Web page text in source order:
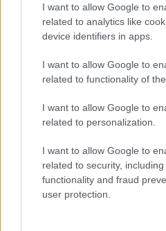
I want to allow Google to
related to analytics like
device identifiers in apps.
I want to allow Google to
related to functionality of
I want to allow Google to
related to personalization.
I want to allow Google to
related to security,
functionality and fraud
user protection.
Πολιτική|01.03.2021 14:04
Γεωργιάδης για το
Όλα εξαρτώνται από
πανδημίας
Ο υπουργός Ανάπτυξης
κοινό για τήρηση των